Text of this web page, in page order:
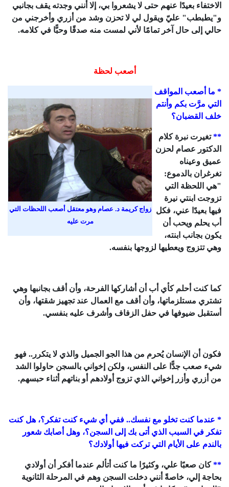
الاختفاء بعيدًا عنهم حتى لا يشعروا بي، إلا أنني وجدته يقف بجانبي
و"يطبطب" عليّ ويقول لي لا تحزن وشد من أزري وأخرجني من
حالي إلى حال آخر تمامًا لأني لمست منه صدقًا وحبًّا في كلامه.
أصعب لحظة
زواج كريمة د. عصام وهو معتقل أصعب اللحظات التي
مرت عليه
* ما أصعب المواقف
التي مرَّت بكم وأنتم
خلف القضبان؟
**تغيرت نبرة كلام
الدكتور عصام لحزن
عميق وعيناه
تغرغران بالدموع:
"هي اللحظة التي
تزوجت ابنتي نيرة
فيها بعيدًا عني، فكل
أب يحلم ويحب أن
يكون بجانب ابنته،
وهي تتزوج ويعطيها لزوجها بنفسه.
كما كنت أحلم كأي أب أن أشاركها الفرحة، وأن أقف بجانبها وهي
تشتري مستلزماتها، وأن أقف مع العمال عند تجهيز شقتها، وأن
أستقبل ضيوفها في حفل الزفاف وأشرف عليه بنفسي.
فكون أن الإنسان يُحرم من هذا الجو الجميل والذي لا يتكرر.. فهو
شيء صعب جدًّا على النفس، ولكن إخواني بالسجن حاولوا الشد
من أزري وأزر إخواني الذي تزوج أولادهم أو بناتهم أثناء حبسهم.
* عندما كنت تخلو مع نفسك.. ففي أي شيء كنت تفكر؟، هل كنت
تفكر في السبب الذي أتى بك إلى السجن؟، وهل أصابك شعور
بالندم على الأيام التي تركت فيها أولادك؟
**كان صعبًا علي، وكثيرًا ما كنت أتألم عندما أفكر أن أولادي
بحاجة إلي، خاصةً أنني دخلت السجن وهم في المرحلة الثانوية